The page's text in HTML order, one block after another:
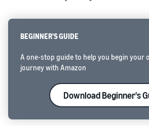
BEGINNER'S GUIDE
A one-stop guide to help you begin your
journey with Amazon
Download Beginner's